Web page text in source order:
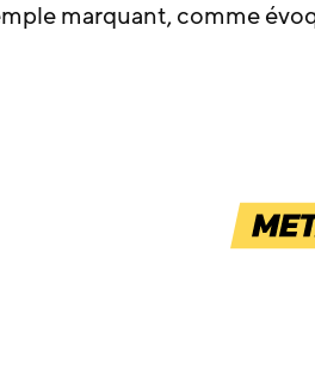
marquant, comme